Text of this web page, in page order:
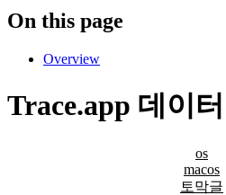
On this page
Overview
Trace.app 데이
os
macos
토막글